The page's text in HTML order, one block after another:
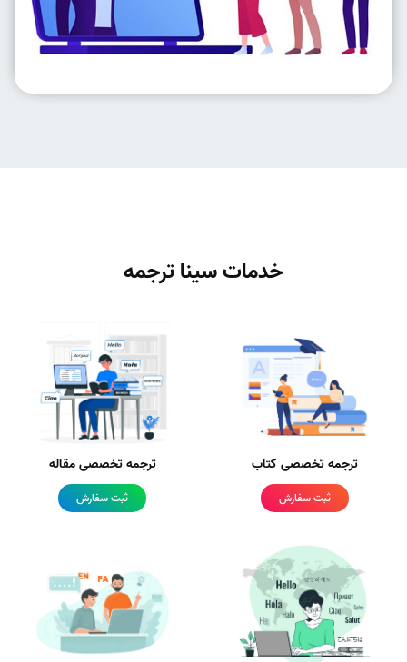
خدمات سینا ترجمه
ترجمه تخصصی کتاب
ثبت سفارش
ترجمه تخصصی مقاله
ثبت سفارش